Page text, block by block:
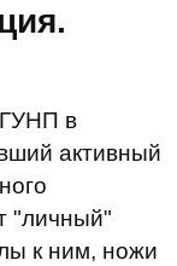
ГУНП в
активный
"личный"
к ним, ножи